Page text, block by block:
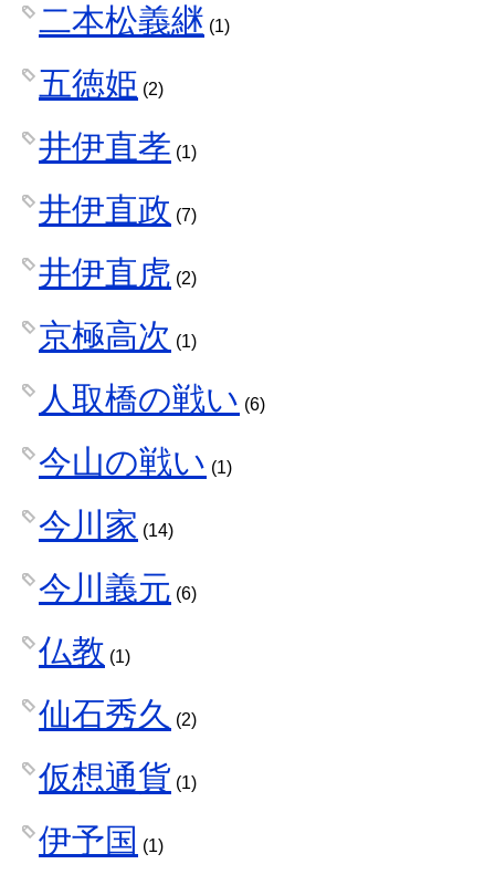
二本松義継 (1)
五徳姫 (2)
井伊直孝 (1)
井伊直政 (7)
井伊直虎 (2)
京極高次 (1)
人取橋の戦い (6)
今山の戦い (1)
今川家 (14)
今川義元 (6)
仏教 (1)
仙石秀久 (2)
仮想通貨 (1)
伊予国 (1)